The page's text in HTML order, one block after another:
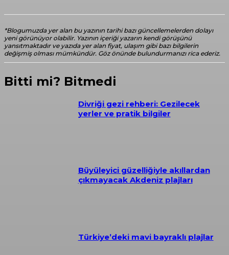
*Blogumuzda yer alan bu yazının tarihi bazı güncellemelerden dolayı
yeni görünüyor olabilir. Yazının içeriği yazarın kendi görüşünü
yansıtmaktadır ve yazıda yer alan fiyat, ulaşım gibi bazı bilgilerin
değişmiş olması mümkündür. Göz önünde bulundurmanızı rica ederiz.
Bitti mi? Bitmedi
Divriği gezi rehberi: Gezilecek
yerler ve pratik bilgiler
Büyüleyici güzelliğiyle akıllardan
çıkmayacak Akdeniz plajları
Türkiye’deki mavi bayraklı plajlar